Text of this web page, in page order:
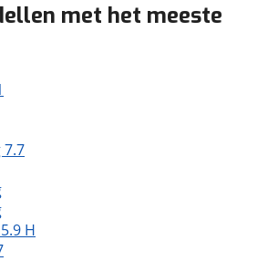
met het meeste
H